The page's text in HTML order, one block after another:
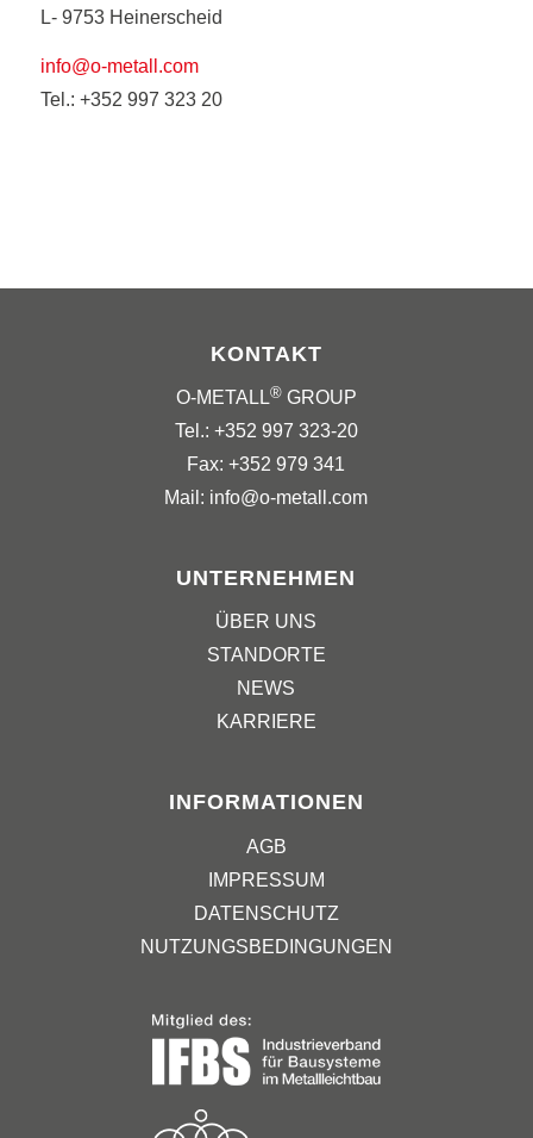
L- 9753 Heinerscheid
info@o-metall.com
Tel.: +352 997 323 20
KONTAKT
O-METALL®GROUP
Tel.: +352 997 323-20
Fax: +352 979 341
Mail: info@o-metall.com
UNTERNEHMEN
ÜBER UNS
STANDORTE
NEWS
KARRIERE
INFORMATIONEN
AGB
IMPRESSUM
DATENSCHUTZ
NUTZUNGSBEDINGUNGEN